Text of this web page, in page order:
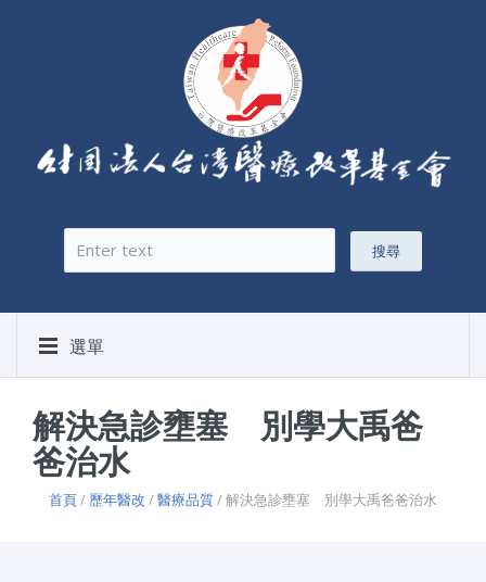
搜尋表單
搜尋
選單
解決急診壅塞 別學大禹爸
爸治水
首頁/ 歷年醫改 /醫療品質/ 解決急診壅塞 別學大禹爸爸治水